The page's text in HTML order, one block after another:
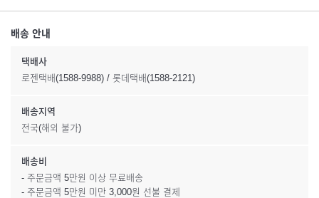
배송 안내
택배사
로젠택배(1588-9988) / 롯데택배(1588-2121)
배송지역
전국(해외 불가)
배송비
- 주문금액 5만원 이상 무료배송
- 주문금액 5만원 미만 3,000원 선불 결제